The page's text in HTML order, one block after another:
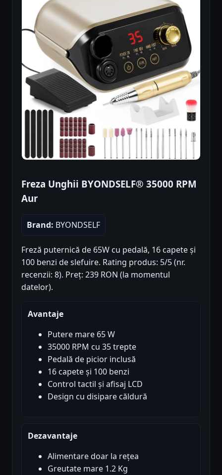
Freza Unghii BYONDSELF® 35000 RPM
Aur
Brand: BYONDSELF
Freză puternică de 65W cu pedală, 16 capete și
100 benzi de slefuire. Rating produs: 5/5 (nr.
recenzii: 8). Preț: 239 RON (la momentul
datelor).
Avantaje
Putere mare 65 W
35000 RPM cu 35 trepte
Pedală de picior inclusă
16 capete și 100 benzi
Control tactil și afisaj LCD
Design cu disipare căldură
Dezavantaje
Alimentare doar la rețea
Greutate mare 1.2 Kg